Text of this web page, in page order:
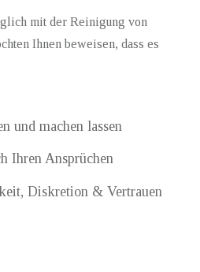
mit der Reinigung von
Ihnen beweisen, dass es
und machen lassen
Ihren Ansprüchen
Diskretion & Vertrauen